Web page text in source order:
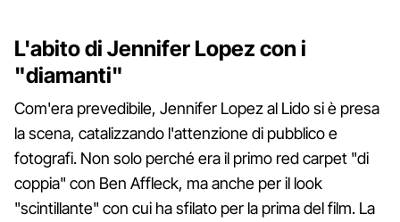
L'abito di Jennifer Lopez con i
"diamanti"
Com'era prevedibile, Jennifer Lopez al Lido si è presa
la scena, catalizzando l'attenzione di pubblico e
fotografi. Non solo perché era il primo red carpet "di
coppia" con Ben Affleck, ma anche per il look
"scintillante" con cui ha sfilato per la prima del film. La